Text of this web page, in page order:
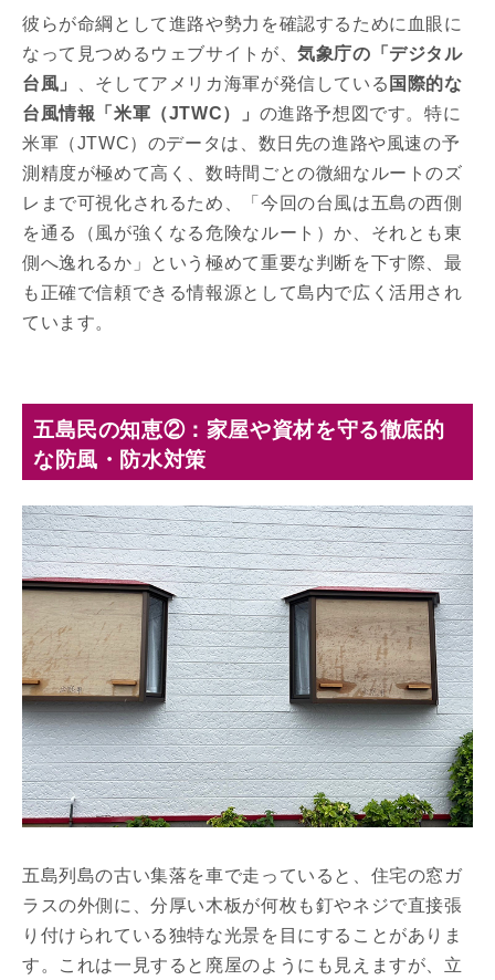
彼らが命綱として進路や勢力を確認するために血眼に
なって見つめるウェブサイトが、気象庁の「デジタル
台風」
、そしてアメリカ海軍が発信している 国際的な
台風情報「米軍（JTWC）」 の進路予想図です。特に
米軍（JTWC）のデータは、数日先の進路や風速の予
測精度が極めて高く、数時間ごとの微細なルートのズ
レまで可視化されるため、「今回の台風は五島の西側
を通る（風が強くなる危険なルート）か、それとも東
側へ逸れるか」という極めて重要な判断を下す際、最
も正確で信頼できる情報源として島内で広く活用され
ています。
五島民の知恵②：家屋や資材を守る徹底的
な防風・防水対策
五島列島の古い集落を車で走っていると、住宅の窓ガ
ラスの外側に、分厚い木板が何枚も釘やネジで直接張
り付けられている独特な光景を目にすることがありま
す。これは一見すると廃屋のようにも見えますが、立